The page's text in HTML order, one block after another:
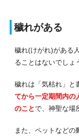
穢れがある
穢れ(けがれ)がある
ることはないでしょ
穢れは「気枯れ」と
てから一定期間内の
のことで、神聖な場
また、ペットなどの